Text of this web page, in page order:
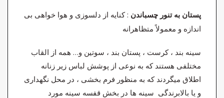
پستان به تنور چسباندن : کنایه از دلسوزی و هوا خواهی بی
اندازه و معمولاً متظاهرانه
سینه بند ، کرست ، پستان بند ، سوتین و… همه از القاب
مختلفی هستند که به نوعی از پوشش لباس زیر زنانه
اطلاق میگردند که به منظور فرم بخشی ، در محل نگهداری
و یا بالابرندگی سینه ها در بخش قفسه سینه مورد